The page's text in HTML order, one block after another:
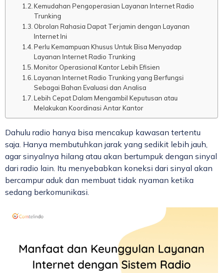
Kemudahan Pengoperasian Layanan Internet Radio
Trunking
Obrolan Rahasia Dapat Terjamin dengan Layanan
Internet Ini
Perlu Kemampuan Khusus Untuk Bisa Menyadap
Layanan Internet Radio Trunking
Monitor Operasional Kantor Lebih Efisien
Layanan Internet Radio Trunking yang Berfungsi
Sebagai Bahan Evaluasi dan Analisa
Lebih Cepat Dalam Mengambil Keputusan atau
Melakukan Koordinasi Antar Kantor
Dahulu radio hanya bisa mencakup kawasan tertentu
saja. Hanya membutuhkan jarak yang sedikit lebih jauh,
agar sinyalnya hilang atau akan bertumpuk dengan sinyal
dari radio lain. Itu menyebabkan koneksi dari sinyal akan
bercampur aduk dan membuat tidak nyaman ketika
sedang berkomunikasi.